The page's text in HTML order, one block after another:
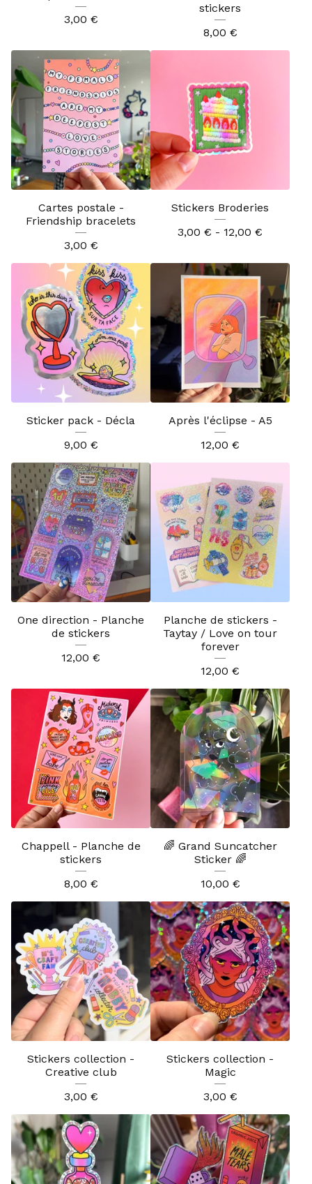
3,00 €
stickers
8,00 €
Cartes postale -
Friendship bracelets
3,00 €
Stickers Broderies
3,00 € - 12,00 €
Sticker pack - Décla
9,00 €
Après l'éclipse - A5
12,00 €
One direction - Planche
de stickers
12,00 €
Planche de stickers -
Taytay / Love on tour
forever
12,00 €
Chappell - Planche de
stickers
8,00 €
🌈 Grand Suncatcher
Sticker 🌈
10,00 €
Stickers collection -
Creative club
3,00 €
Stickers collection -
Magic
3,00 €